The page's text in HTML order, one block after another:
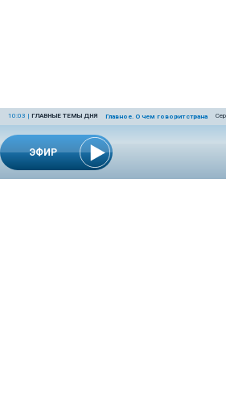
ЭФИР
10:03 | ГЛАВНЫЕ ТЕМЫ ДНЯ Главное. О чем говорит страна